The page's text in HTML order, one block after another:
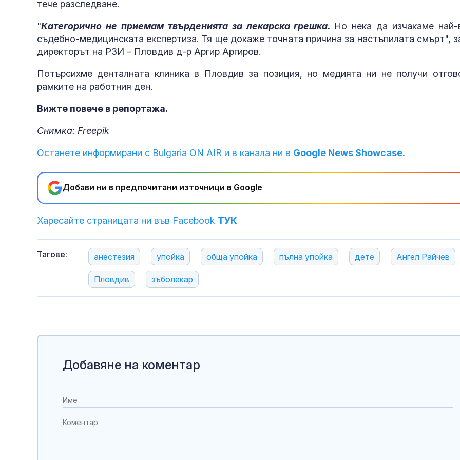
тече разследване.
"Категорично не приемам твърденията за лекарска грешка. Но нека да изчакаме най-
съдебно-медицинската експертиза. Тя ще докаже точната причина за настъпилата смърт",
директорът на РЗИ – Пловдив д-р Аргир Аргиров.
Потърсихме денталната клиника в Пловдив за позиция, но медията ни не получи
рамките на работния ден.
Вижте повече в репортажа.
Снимка: Freepik
Останете информирани с Bulgaria ON AIR и в канала ни в Google News Showcase.
Добави ни в предпочитани източници в Google
Харесайте страницата ни във Facebook ТУК
Тагове: анестезия упойка обща упойка пълна упойка дете Ангел Райчев
Пловдив зъболекар
Добавяне на коментар